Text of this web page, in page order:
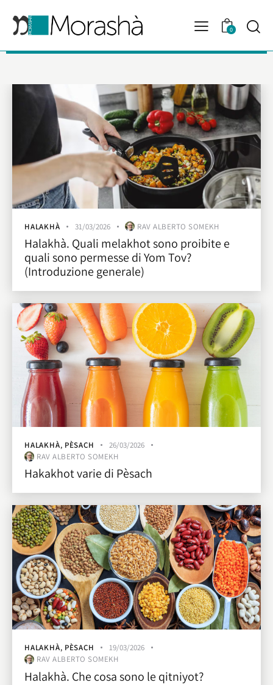
0
HALAKHÀ 31/03/2026 RAV ALBERTO SOMEKH
Halakhà. Quali melakhot sono proibite e
quali sono permesse di Yom Tov?
(Introduzione generale)
HALAKHÀ, PÈSACH
26/03/2026
RAV ALBERTO SOMEKH
Hakakhot varie di Pèsach
HALAKHÀ, PÈSACH
19/03/2026
RAV ALBERTO SOMEKH
Halakhà. Che cosa sono le qitniyot?